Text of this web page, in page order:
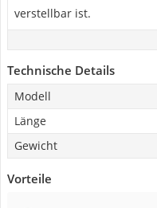
verstellbar ist.
Technische Details
Modell
Länge
Gewicht
Vorteile